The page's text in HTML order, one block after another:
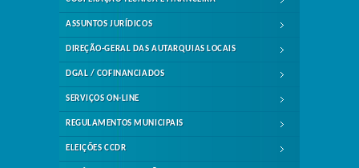
ASSUNTOS JURÍDICOS
DIREÇÃO-GERAL DAS AUTARQUIAS LOCAIS
DGAL / COFINANCIADOS
SERVIÇOS ON-LINE
REGULAMENTOS MUNICIPAIS
ELEIÇÕES CCDR